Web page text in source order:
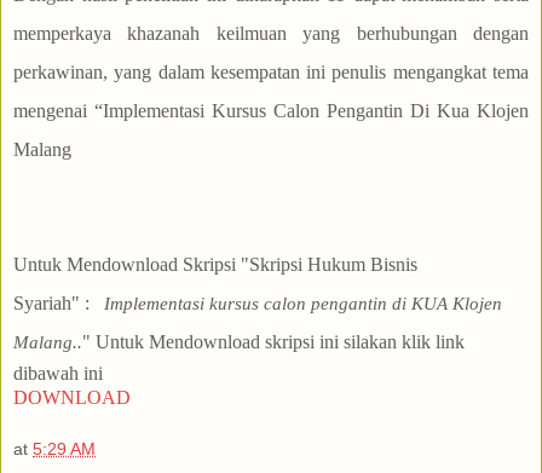
Untuk Mendownload Skripsi "Skripsi Hukum Bisnis
Syariah" :
Implementasi kursus calon pengantin di KUA Klojen
Malang.." Untuk Mendownload skripsi ini silakan klik link
dibawah ini
DOWNLOAD
at 5:29 AM